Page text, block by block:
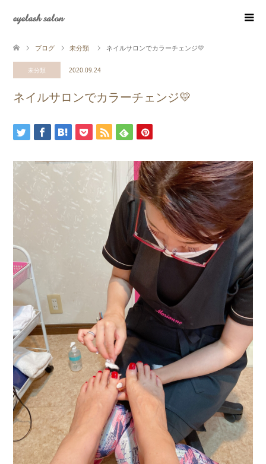
eyelash salon
ブログ 未分類 ネイルサロンでカラーチェンジ💛
未分類 2020.09.24
ネイルサロンでカラーチェンジ💛